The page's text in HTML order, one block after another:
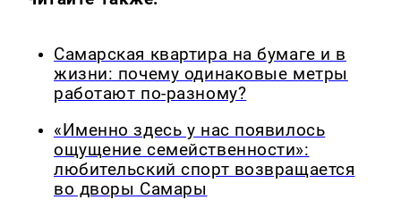
Самарская квартира на бумаге и в
жизни: почему одинаковые метры
работают по-разному?
«Именно здесь у нас появилось
ощущение семейственности»:
любительский спорт возвращается
во дворы Самары